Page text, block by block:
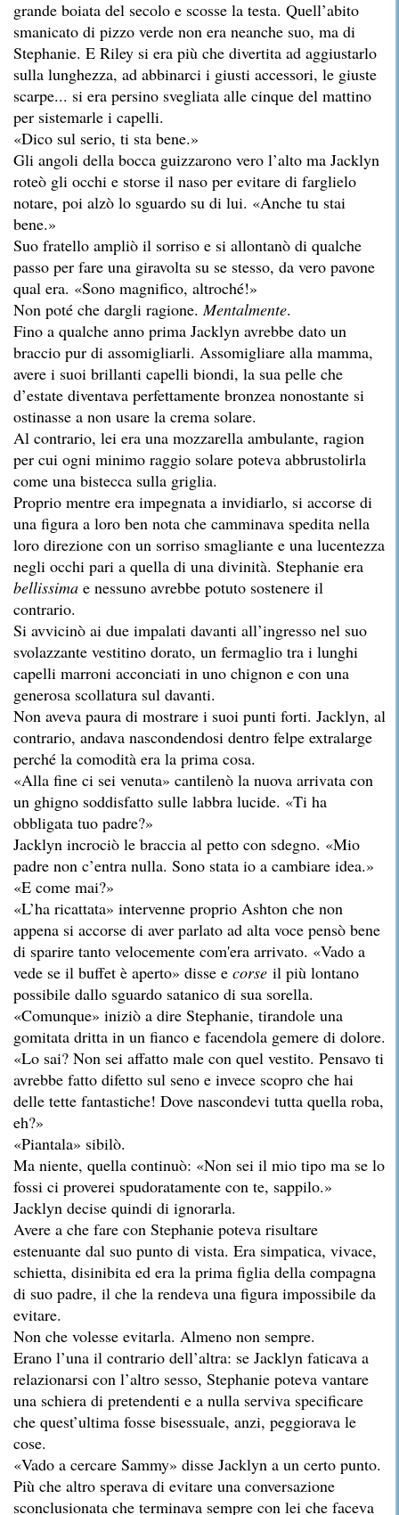
grande boiata del secolo e scosse la testa. Quell’abito
smanicato di pizzo verde non era neanche suo, ma di
Stephanie. E Riley si era più che divertita ad aggiustarlo
sulla lunghezza, ad abbinarci i giusti accessori, le giuste
scarpe... si era persino svegliata alle cinque del mattino
per sistemarle i capelli.
«Dico sul serio, ti sta bene.»
Gli angoli della bocca guizzarono vero l’alto ma Jacklyn
roteò gli occhi e storse il naso per evitare di farglielo
notare, poi alzò lo sguardo su di lui. «Anche tu stai
bene.»
Suo fratello ampliò il sorriso e si allontanò di qualche
passo per fare una giravolta su se stesso, da vero pavone
qual era. «Sono magnifico, altroché!»
Non poté che dargli ragione.Mentalmente.
Fino a qualche anno prima Jacklyn avrebbe dato un
braccio pur di assomigliarli. Assomigliare alla mamma,
avere i suoi brillanti capelli biondi, la sua pelle che
d’estate diventava perfettamente bronzea nonostante si
ostinasse a non usare la crema solare.
Al contrario, lei era una mozzarella ambulante, ragion
per cui ogni minimo raggio solare poteva abbrustolirla
come una bistecca sulla griglia.
Proprio mentre era impegnata a invidiarlo, si accorse di
una figura a loro ben nota che camminava spedita nella
loro direzione con un sorriso smagliante e una lucentezza
negli occhi pari a quella di una divinità. Stephanie era
bellissima e nessuno avrebbe potuto sostenere il
contrario.
Si avvicinò ai due impalati davanti all’ingresso nel suo
svolazzante vestitino dorato, un fermaglio tra i lunghi
capelli marroni acconciati in uno chignon e con una
generosa scollatura sul davanti.
Non aveva paura di mostrare i suoi punti forti. Jacklyn, al
contrario, andava nascondendosi dentro felpe extralarge
perché la comodità era la prima cosa.
«Alla fine ci sei venuta» cantilenò la nuova arrivata con
un ghigno soddisfatto sulle labbra lucide. «Ti ha
obbligata tuo padre?»
Jacklyn incrociò le braccia al petto con sdegno. «Mio
padre non c’entra nulla. Sono stata io a cambiare idea.»
«E come mai?»
«L’ha ricattata» intervenne proprio Ashton che non
appena si accorse di aver parlato ad alta voce pensò bene
di sparire tanto velocemente com'era arrivato. «Vado a
vede se il buffet è aperto» disse e corse il più lontano
possibile dallo sguardo satanico di sua sorella.
«Comunque» iniziò a dire Stephanie, tirandole una
gomitata dritta in un fianco e facendola gemere di dolore.
«Lo sai? Non sei affatto male con quel vestito. Pensavo ti
avrebbe fatto difetto sul seno e invece scopro che hai
delle tette fantastiche! Dove nascondevi tutta quella roba,
eh?»
«Piantala» sibilò.
Ma niente, quella continuò: «Non sei il mio tipo ma se lo
fossi ci proverei spudoratamente con te, sappilo.»
Jacklyn decise quindi di ignorarla.
Avere a che fare con Stephanie poteva risultare
estenuante dal suo punto di vista. Era simpatica, vivace,
schietta, disinibita ed era la prima figlia della compagna
di suo padre, il che la rendeva una figura impossibile da
evitare.
Non che volesse evitarla. Almeno non sempre.
Erano l’una il contrario dell’altra: se Jacklyn faticava a
relazionarsi con l’altro sesso, Stephanie poteva vantare
una schiera di pretendenti e a nulla serviva specificare
che quest’ultima fosse bisessuale, anzi, peggiorava le
cose.
«Vado a cercare Sammy» disse Jacklyn a un certo punto.
Più che altro sperava di evitare una conversazione
sconclusionata che terminava sempre con lei che faceva